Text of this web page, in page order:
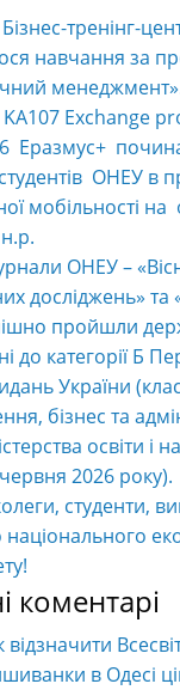
тренінг-
навчання за
Exchange
Еразмус+
ОНЕУ в
мобільності на
ОНЕУ –
досліджень» та
пройшли
до категорії Б
України
бізнес та
освіти і
2026 року).
студенти,
національного
коментарі
відзначити
в Одесі